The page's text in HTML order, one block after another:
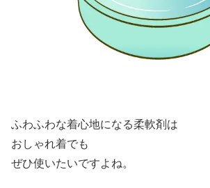
ふわふわな着心地になる柔軟剤は
おしゃれ着でも
ぜひ使いたいですよね。